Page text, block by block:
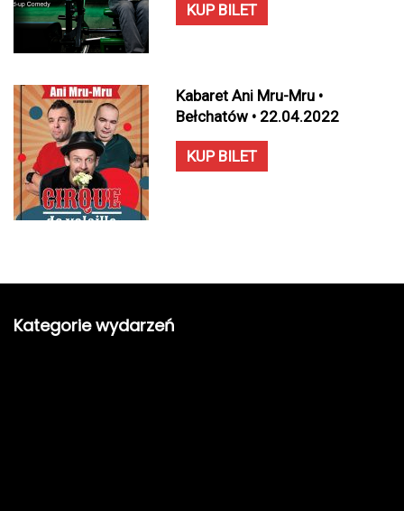
KUP BILET
Kabaret Ani Mru-Mru •
Bełchatów • 22.04.2022
KUP BILET
Kategorie wydarzeń